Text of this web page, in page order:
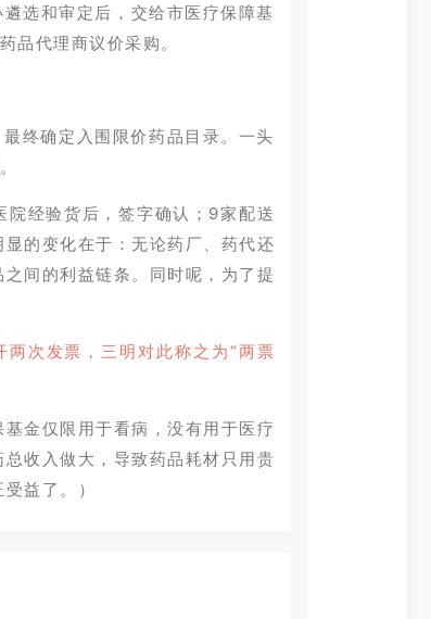
选和审定后，交给市医疗保障基
品代理商议价采购。
终确定入围限价药品目录。一头
院经验货后，签字确认；9家配送
的变化在于：无论药厂、药代还
间的利益链条。同时呢，为了提
次发票，三明对此称之为“两票
金仅限用于看病，没有用于医疗
收入做大，导致药品耗材只用贵
益了。）